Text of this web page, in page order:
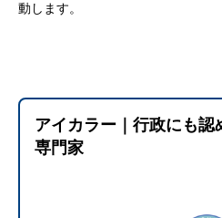
動します。
アイカラー｜行政にも認
専門家